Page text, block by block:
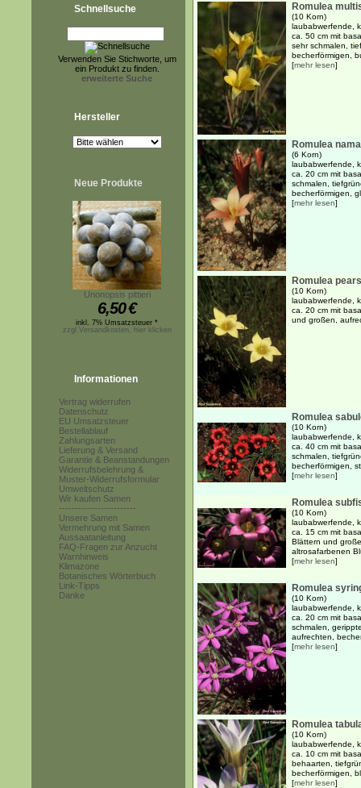
Schnellsuche
Verwenden Sie Stichworte, um
ein Produkt zu finden.
erweiterte Suche
Hersteller
Neue Produkte
Unonopsis pittieri
6,50€
inkl. 7% Umsatzsteuer *
zzgl.Versandkosten, hier klicken
Informationen
Vertrag widerrufen
Datenschutz
EU Umsatzsteuer
Bestellablauf
Zahlungsarten
Lieferung & Versand
Garantie & Beanstandungen
Widerrufsbelehrung &
Muster-Widerrufsformular
Umweltschutz
Wir kaufen Samen
------------------------
Unsere Samen
Vermehrung mit Samen
Aussaatanleitung
FAQ-Fragen zur Anzucht
Warnhinweis
Klimazone
Botanisches Wörterbuch
Link-Tipps
Danke
Romulea
(10 Korn)
laubabwerfende,
ca. 50 cm mit
sehr schmalen,
becherförmigen,
[mehr lesen]
Romulea
(6 Korn)
laubabwerfende,
ca. 20 cm mit
schmalen,
becherförmigen,
[mehr lesen]
Romulea
(10 Korn)
laubabwerfende,
ca. 20 cm mit
und großen,
Romulea
(10 Korn)
laubabwerfende,
ca. 40 cm mit
schmalen,
becherförmigen,
[mehr lesen]
Romulea
(10 Korn)
laubabwerfende,
ca. 15 cm mit
Blättern und
altrosafarbenen
[mehr lesen]
Romulea
(10 Korn)
laubabwerfende,
ca. 20 cm mit
schmalen,
aufrechten,
[mehr lesen]
Romulea
(10 Korn)
laubabwerfende,
ca. 10 cm mit
behaarten,
becherförmigen,
[mehr lesen]